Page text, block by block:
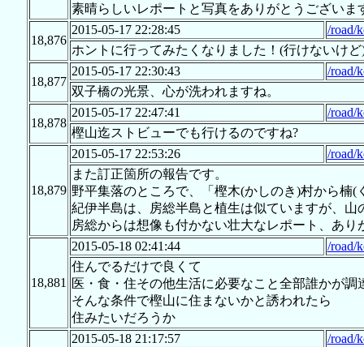
素晴らしいレポートと写真をありがとうござい
18,876
2015-05-17 22:28:45
/road/
ホントに行ってみたくなりました！(行けないけど
18,877
2015-05-17 22:30:43
/road/
双子橋の光景、心が洗われますね。
18,878
2015-05-17 22:47:41
/road/
樫山迄ストビューでも行けるのですね?
18,879
2015-05-17 22:53:26
/road/
また訂正箇所の報告です。
野平集落のところで、「樫木(かしのき)村から楠
紀伊半島は、房総半島と植生は似ていますが、山
房総からは想像も付かない壮大なレポート、あり
18,881
2015-05-18 02:41:44
/road/
住んでるだけで良くて
医・食・住その他生活に必要なこと全部誰かが調
そんな条件で樫山に住まないかと誘われたら
住みたいだろうか
2015-05-18 21:17:57
/road/